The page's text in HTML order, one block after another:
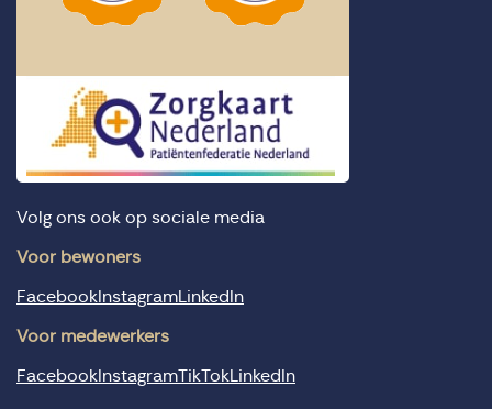
Volg ons ook op sociale media
Voor bewoners
FacebookInstagramLinkedIn
Voor medewerkers
FacebookInstagramTikTokLinkedIn